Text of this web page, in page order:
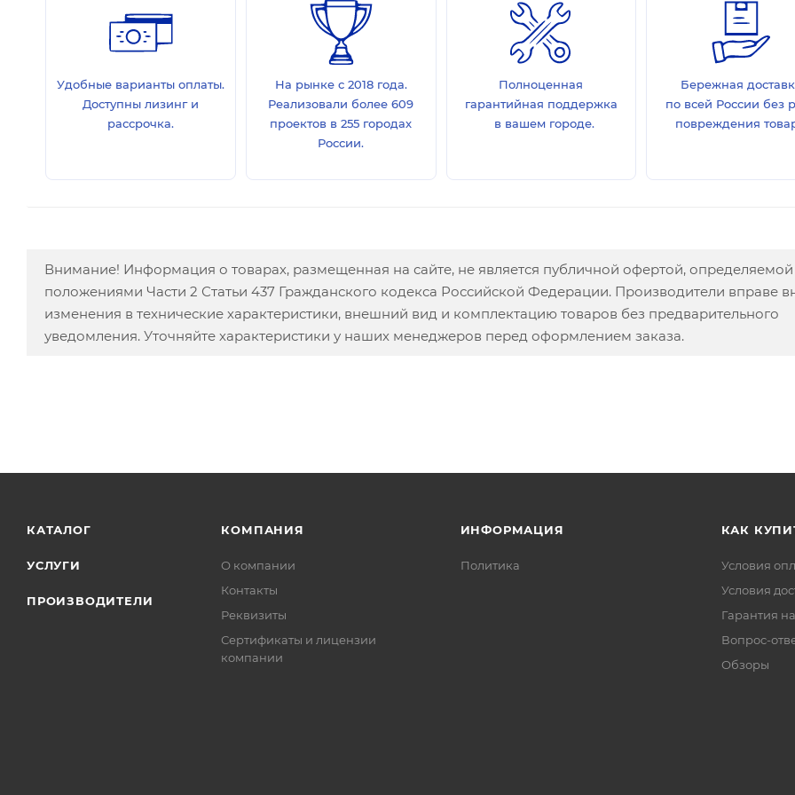
Удобные варианты оплаты.
Доступны лизинг и
рассрочка.
На рынке с 2018 года.
Реализовали более 609
проектов в 255 городах
России.
Полноценная
гарантийная поддержка
в вашем городе.
Бережная
по всей России без
повреждения
Внимание! Информация о товарах, размещенная на сайте, не является публичной офертой, определяемой
положениями Части 2 Статьи 437 Гражданского кодекса Российской Федерации. Производители вправе
изменения в технические характеристики, внешний вид и комплектацию товаров без предварительного
уведомления. Уточняйте характеристики у наших менеджеров перед оформлением заказа.
КАТАЛОГ
УСЛУГИ
ПРОИЗВОДИТЕЛИ
КОМПАНИЯ
О компании
Контакты
Реквизиты
Сертификаты и лицензии
компании
ИНФОРМАЦИЯ
Политика
КАК
Условия
Условия
Гарантия
Вопрос-
Обзоры